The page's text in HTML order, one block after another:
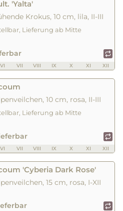
'Yalta'
Krokus, 10 cm, lila, II-III
Lieferung ab Mitte
VI VII VIII IX X XI XII
10 cm, rosa, II-III
Lieferung ab Mitte
VI VII VIII IX X XI XII
'Cyberia Dark Rose'
15 cm, rosa, I-XII